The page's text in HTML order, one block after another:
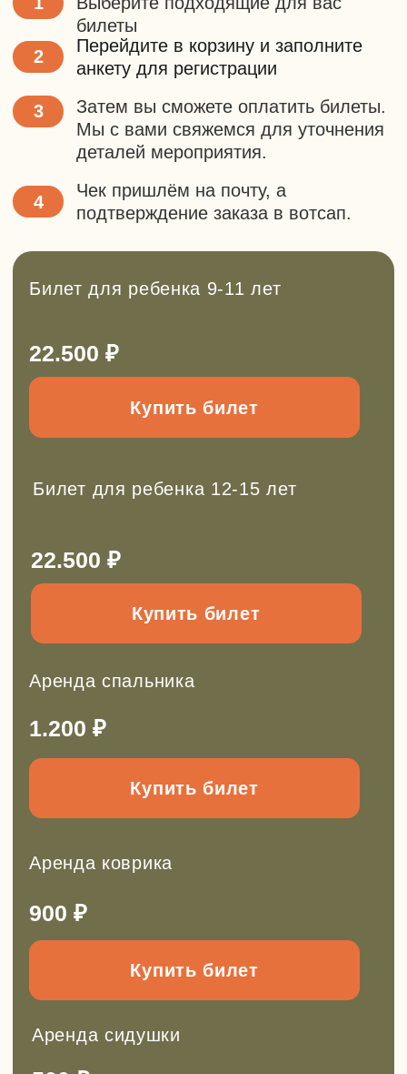
+7
Сколько билетов вам
нужно?
– +
Нажимая на кнопку, вы
Заполнить форму
Так же у нас есть
Групповые выезды на заказ
День рождения